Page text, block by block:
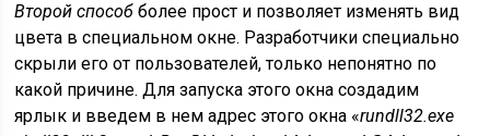
Второй способ более прост и позволяет изменять вид
цвета в специальном окне. Разработчики специально
скрыли его от пользователей, только непонятно по
какой причине. Для запуска этого окна создадим
ярлык и введем в нем адрес этого окна «rundll32.exe